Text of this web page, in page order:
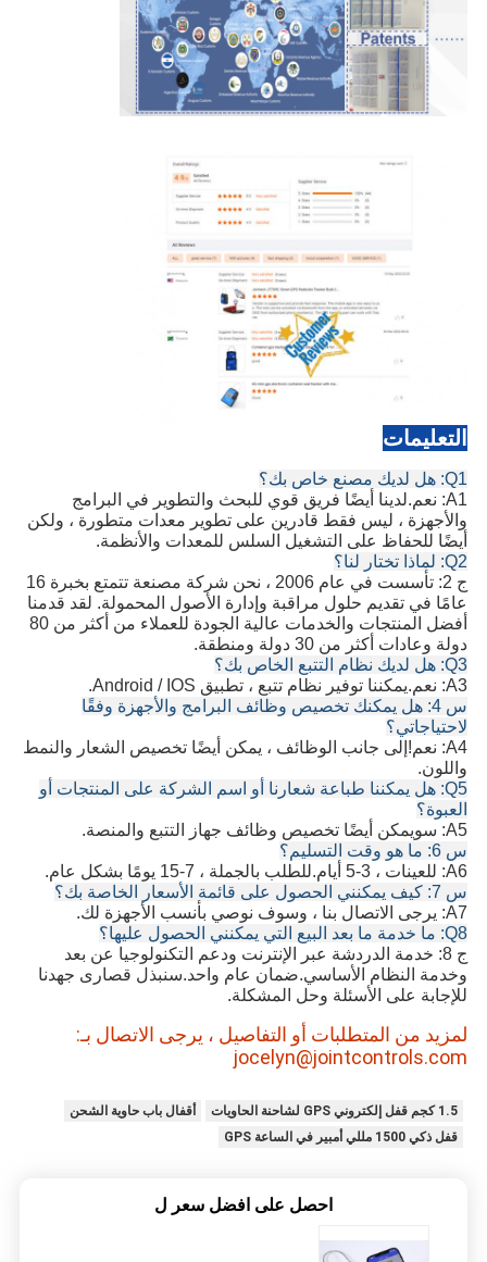
التعليمات
Q1: هل لديك مصنع خاص بك؟
A1: نعم.لدينا أيضًا فريق قوي للبحث والتطوير في البرامج
والأجهزة ، ليس فقط قادرين على تطوير معدات متطورة ، ولكن
أيضًا للحفاظ على التشغيل السلس للمعدات والأنظمة.
Q2: لماذا تختار لنا؟
ج 2: تأسست في عام 2006 ، نحن شركة مصنعة تتمتع بخبرة 16
عامًا في تقديم حلول مراقبة وإدارة الأصول المحمولة. لقد قدمنا ​​
أفضل المنتجات والخدمات عالية الجودة للعملاء من أكثر من 80
دولة وعادات أكثر من 30 دولة ومنطقة.
Q3: هل لديك نظام التتبع الخاص بك؟
A3: نعم.يمكننا توفير نظام تتبع ، تطبيق Android / IOS.
س 4: هل يمكنك تخصيص وظائف البرامج والأجهزة وفقًا
لاحتياجاتي؟
A4: نعم!إلى جانب الوظائف ، يمكن أيضًا تخصيص الشعار والنمط
واللون.
Q5: هل يمكننا طباعة شعارنا أو اسم الشركة على المنتجات أو
العبوة؟
A5: سو
يمكن أيضًا تخصيص وظائف جهاز التتبع والمنصة.
س 6: ما هو وقت التسليم؟
A6: للعينات ، 3-5 أيام.للطلب بالجملة ، 7-15 يومًا بشكل عام.
س 7: كيف يمكنني الحصول على قائمة الأسعار الخاصة بك؟
A7: يرجى الاتصال بنا ، وسوف نوصي بأنسب الأجهزة لك.
Q8: ما خدمة ما بعد البيع التي يمكنني الحصول عليها؟
ج 8: خدمة الدردشة عبر الإنترنت ودعم التكنولوجيا عن بعد
وخدمة النظام الأساسي.ضمان عام واحد.سنبذل قصارى جهدنا
للإجابة على الأسئلة وحل المشكلة.
لمزيد من المتطلبات أو التفاصيل ، يرجى الاتصال بـ:
jocelyn@jointcontrols.com
1.5 كجم قفل إلكتروني GPS لشاحنة الحاويات
أقفال باب حاوية الشحن
قفل ذكي 1500 مللي أمبير في الساعة GPS
احصل على افضل سعر ل